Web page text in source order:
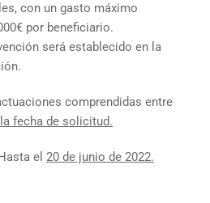
con un gasto máximo
por beneficiario.
será establecido en la
comprendidas entre
fecha de solicitud.
el 20 de junio de 2022.